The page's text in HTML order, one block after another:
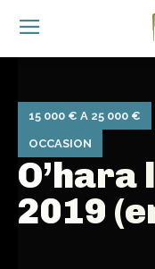
15 000 € A 25 000 €
OCCASION
O’hara
2019